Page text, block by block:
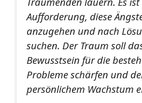
Aufforderung, diese
anzugehen und nach
suchen. Der Traum soll
Bewusstsein für die
Probleme schärfen und
persönlichem Wachstum